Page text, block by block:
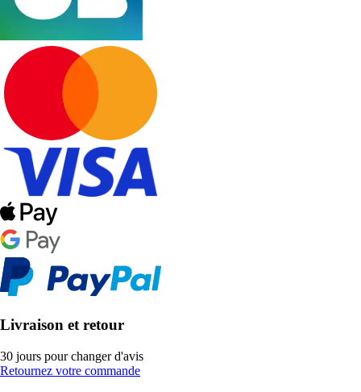
Livraison et retour
30 jours pour changer d'avis
Retournez votre commande